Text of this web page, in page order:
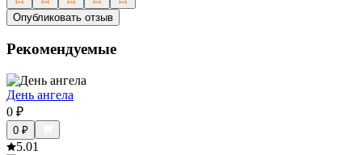
Опубликовать отзыв
Рекомендуемые
День ангела
0 ₽
0 ₽
5.01